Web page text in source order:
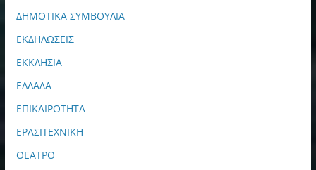
ΔΗΜΟΤΙΚΑ ΣΥΜΒΟΥΛΙΑ
ΕΚΔΗΛΩΣΕΙΣ
ΕΚΚΛΗΣΙΑ
ΕΛΛΑΔΑ
ΕΠΙΚΑΙΡΟΤΗΤΑ
ΕΡΑΣΙΤΕΧΝΙΚΗ
ΘΕΑΤΡΟ